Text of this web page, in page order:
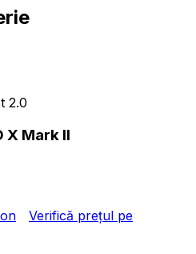
2.0
X Mark II
Verifică prețul pe